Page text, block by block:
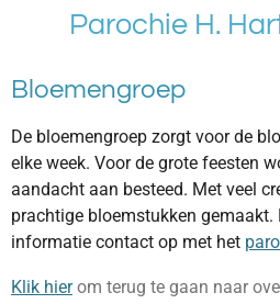
naar
de
hoofdinhoud
Parochie H.
Bloemengroep
De bloemengroep zorgt voor de
elke week. Voor de grote feesten
aandacht aan besteed. Met veel
prachtige bloemstukken gemaakt.
informatie contact op met het
Klik hierom terug te gaan naar